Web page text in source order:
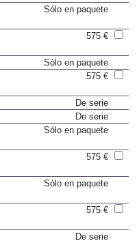
1.290 €
Sólo en paquete
De serie
De serie